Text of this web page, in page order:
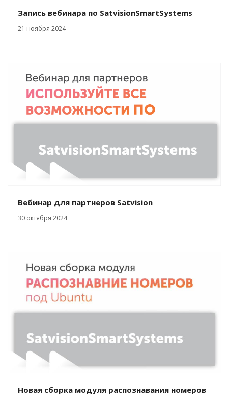
Запись вебинара по SatvisionSmartSystems
21 ноября 2024
Вебинар для партнеров Satvision
30 октября 2024
Новая сборка модуля распознавания номеров